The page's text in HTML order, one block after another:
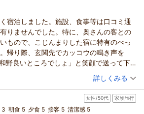
宿泊しました。施設、食事等は口コミ通
りませんでした。特に、奥さんの客との
もので、こじんまりした宿に特有のべっ
帰り際、玄関先でカッコウの鳴き声を
野良いところでしょ」と笑顔で送って下
（投稿日：2026/06/09）
(夫婦旅行)
【2食付】お得に津和野を観光プラン♪
詳しくみる
女性/50代 家族旅行
3 朝食 5 夕食 5 接客 5 清潔感 5